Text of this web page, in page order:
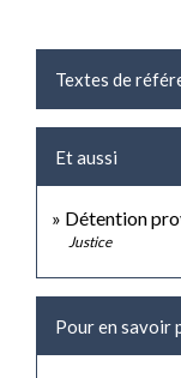
Textes de
Et aussi
Détention
Justice
Pour en savoir